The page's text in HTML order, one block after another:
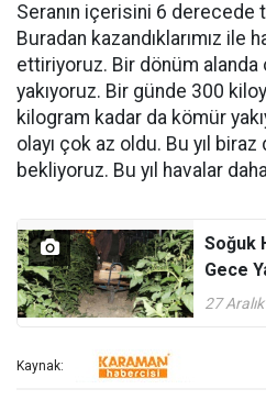
Seranın içerisini 6 derecede
Buradan kazandıklarımız ile
ettiriyoruz. Bir dönüm
yakıyoruz. Bir günde 300
kilogram kadar da kömür
olayı çok az oldu. Bu yıl biraz
bekliyoruz. Bu yıl havalar
Soğuk
Gece
Taşıttı
27
Kaynak: